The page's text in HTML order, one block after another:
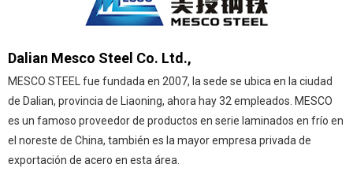
Dalian Mesco Steel Co. Ltd.,
MESCO STEEL fue fundada en 2007, la sede se ubica en la ciudad
de Dalian, provincia de Liaoning, ahora hay 32 empleados. MESCO
es un famoso proveedor de productos en serie laminados en frío en
el noreste de China, también es la mayor empresa privada de
exportación de acero en esta área.